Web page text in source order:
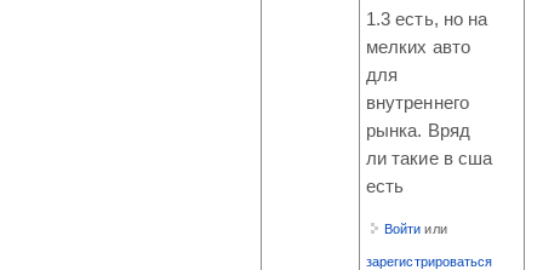
1.3 есть, но на
мелких авто
для
внутреннего
рынка. Вряд
ли такие в сша
есть
Войти или
зарегистрироваться